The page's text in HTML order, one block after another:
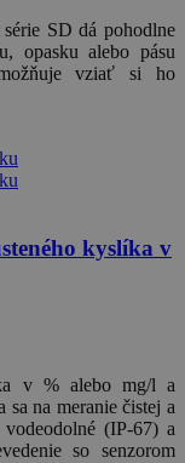
SD dá pohodlne
opasku alebo pásu
vziať si ho
kyslíka v
v % alebo mg/l a
sa na meranie čistej a
(IP-67) a
so senzorom